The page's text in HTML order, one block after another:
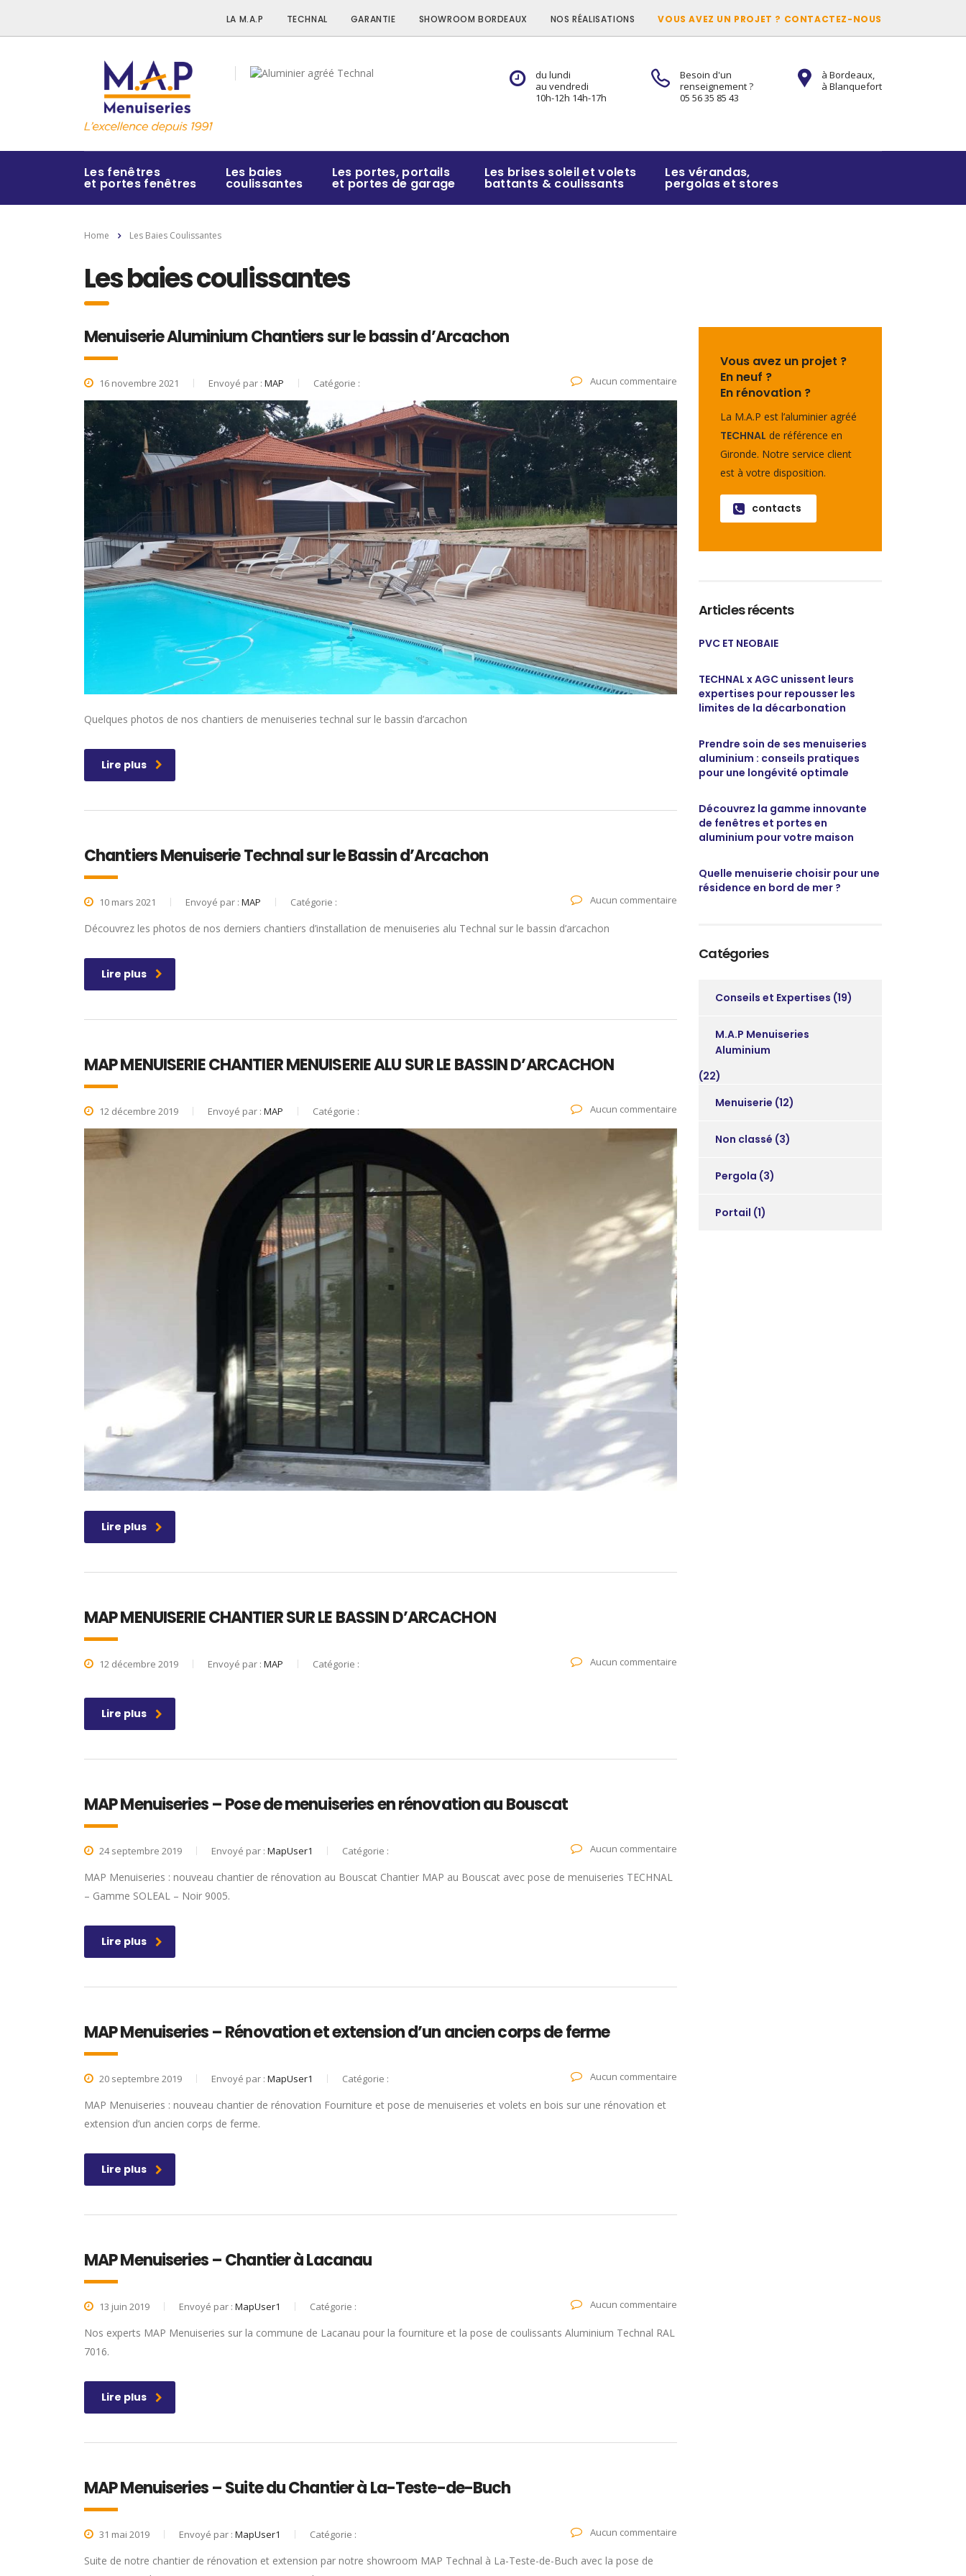
LA M.A.P TECHNAL GARANTIE SHOWROOM BORDEAUX NOS RÉALISATIONS VOUS AVEZ UN PROJET ? CONTACTEZ-NOUS
à Bordeaux,
à Blanquefort
Besoin d'un
renseignement ?
05 56 35 85 43
du lundi
au vendredi
10h-12h 14h-17h
Les fenêtres
et portes fenêtres
Les baies
coulissantes
Les portes, portails
et portes de garage
Les brises soleil et volets
battants & coulissants
Les vérandas,
pergolas et stores
Home Les Baies Coulissantes
Les baies coulissantes
Menuiserie Aluminium Chantiers sur le bassin d’Arcachon
16 novembre 2021 Envoyé par : MAP Catégorie : Aucun commentaire
Quelques photos de nos chantiers de menuiseries technal sur le bassin d’arcachon
Lire plus
Chantiers Menuiserie Technal sur le Bassin d’Arcachon
10 mars 2021 Envoyé par : MAP Catégorie : Aucun commentaire
Découvrez les photos de nos derniers chantiers d’installation de menuiseries alu Technal sur le bassin d’arcachon
Lire plus
MAP MENUISERIE CHANTIER MENUISERIE ALU SUR LE BASSIN D’ARCACHON
12 décembre 2019 Envoyé par : MAP Catégorie : Aucun commentaire
Lire plus
MAP MENUISERIE CHANTIER SUR LE BASSIN D’ARCACHON
12 décembre 2019 Envoyé par : MAP Catégorie : Aucun commentaire
Lire plus
MAP Menuiseries – Pose de menuiseries en rénovation au Bouscat
24 septembre 2019 Envoyé par : MapUser1 Catégorie : Aucun commentaire
MAP Menuiseries : nouveau chantier de rénovation au Bouscat Chantier MAP au Bouscat avec pose de menuiseries TECHNAL
– Gamme SOLEAL – Noir 9005.
Lire plus
MAP Menuiseries – Rénovation et extension d’un ancien corps de ferme
20 septembre 2019 Envoyé par : MapUser1 Catégorie : Aucun commentaire
MAP Menuiseries : nouveau chantier de rénovation Fourniture et pose de menuiseries et volets en bois sur une rénovation et
extension d’un ancien corps de ferme.
Lire plus
MAP Menuiseries – Chantier à Lacanau
13 juin 2019 Envoyé par : MapUser1 Catégorie : Aucun commentaire
Nos experts MAP Menuiseries sur la commune de Lacanau pour la fourniture et la pose de coulissants Aluminium Technal RAL
7016.
Lire plus
MAP Menuiseries – Suite du Chantier à La-Teste-de-Buch
31 mai 2019 Envoyé par : MapUser1 Catégorie : Aucun commentaire
Suite de notre chantier de rénovation et extension par notre showroom MAP Technal à La-Teste-de-Buch avec la pose de
Vous avez un projet ?
En neuf ?
En rénovation ?
La M.A.P est l’aluminier agréé
TECHNAL de référence en
Gironde. Notre service client
est à votre disposition.
contacts
Articles récents
PVC ET NEOBAIE
TECHNAL x AGC unissent leurs
expertises pour repousser les
limites de la décarbonation
Prendre soin de ses menuiseries
aluminium : conseils pratiques
pour une longévité optimale
Découvrez la gamme innovante
de fenêtres et portes en
aluminium pour votre maison
Quelle menuiserie choisir pour une
résidence en bord de mer ?
Catégories
Conseils et Expertises (19)
M.A.P Menuiseries
Aluminium
(22)
Menuiserie (12)
Non classé (3)
Pergola (3)
Portail (1)